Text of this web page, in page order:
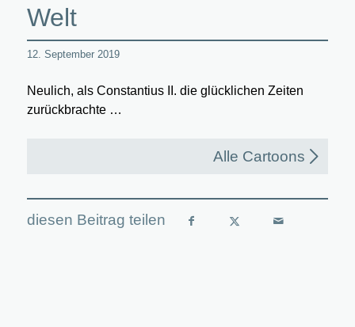
Welt
12. September 2019
Neulich, als Constantius II. die glücklichen Zeiten
zurückbrachte …
Alle Cartoons